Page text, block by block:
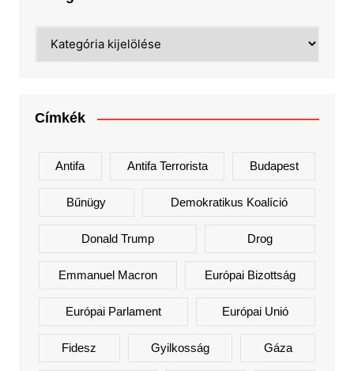
Címkék
Antifa Antifa Terrorista Budapest
Bűnügy Demokratikus Koalíció
Donald Trump Drog
Emmanuel Macron Európai Bizottság
Európai Parlament Európai Unió
Fidesz Gyilkosság Gáza